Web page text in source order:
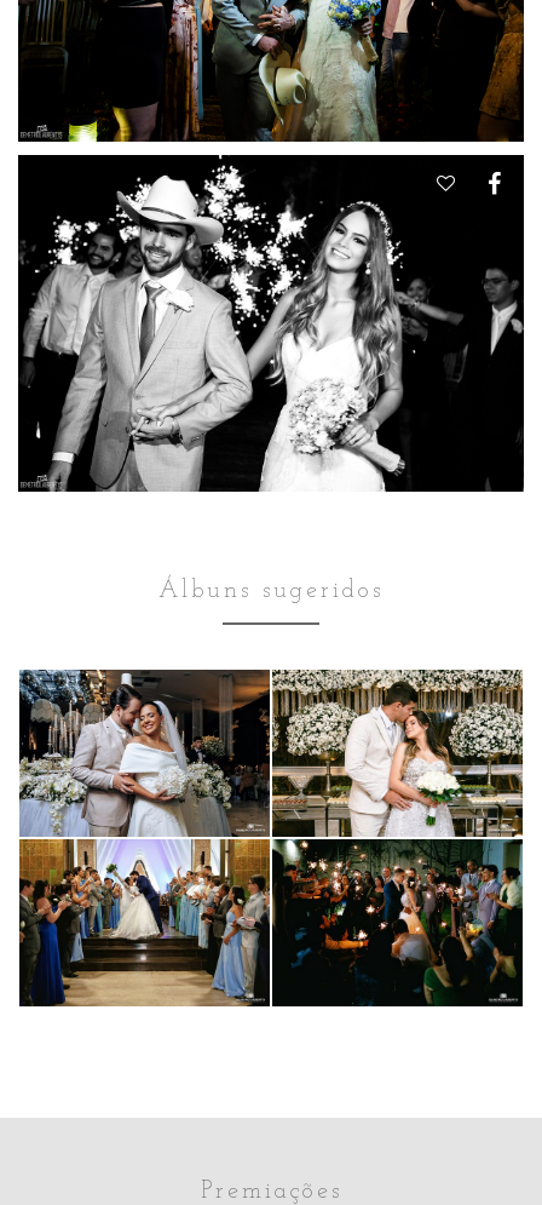
Álbuns sugeridos
Casamento
EDUARDA E SÁVIO
160
0
Casamento
FRANCIELE E
GUSTAVO
181
14
Casamento
JÉSSICA E
MAYCON
190
Casamento
ISABELA E
FABRÍCIO
272
Premiações